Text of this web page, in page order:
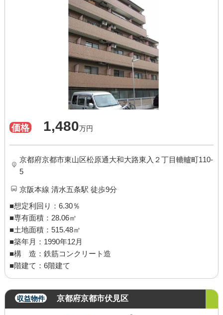
価格 1,480万円
京都府京都市東山区松原通大和大路東入２丁目轆轤町110-
5
京阪本線 清水五条駅 徒歩9分
■想定利回り：6.30％
■専有面積：28.06㎡
■土地面積：515.48㎡
■築年月：1990年12月
■構 造：鉄筋コンクリート造
■階建て：6階建て
収益物件 京都府京都市伏見区